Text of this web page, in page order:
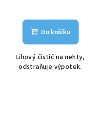
Do košíku
Lihový čistič na nehty,
odstraňuje výpotek.